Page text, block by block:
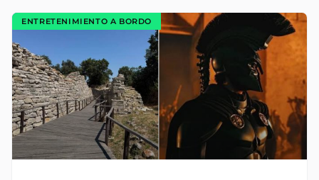
ENTRETENIMIENTO A BORDO